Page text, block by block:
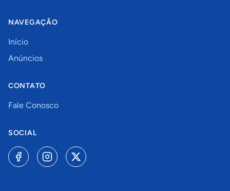
NAVEGAÇÃO
Início
Anúncios
CONTATO
Fale Conosco
SOCIAL